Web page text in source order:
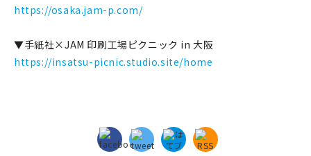
おしらせ
https://osaka.jam-p.com/
▼手紙社×JAM 印刷工場ピクニック in 大阪
https://insatsu-picnic.studio.site/home